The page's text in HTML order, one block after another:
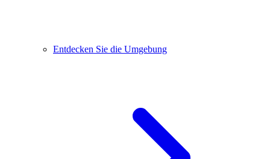
Entdecken Sie die Umgebung